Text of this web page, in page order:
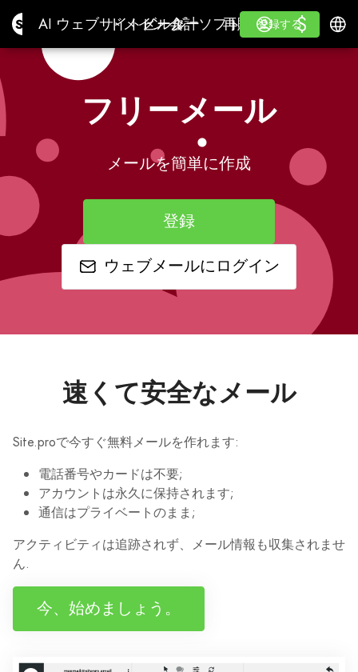
Site.proAI ウェブサイトビルダー
AI ウェブサイトビルダー
ドメイン
ドメイン
メール
メール会計ソフトウェア
会計ソフトウェア
再販業者の為に白い
再販業者の為に
白いラベル
学ぶ
学ぶ
登録する
登録する
ログイン
$
$ 日本
フリーメール
メールを簡単に作成
登録
ウェブメールにログイン
速くて安全なメール
Site.proで今すぐ無料メールを作れます:
電話番号やカードは不要;
アカウントは永久に保持されます;
通信はプライベートのまま;
アクティビティは追跡されず、メール情報も収集されませ
ん.
今、始めましょう。